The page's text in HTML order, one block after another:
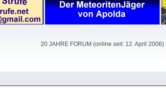
20 JAHRE FORUM (online seit: 12. April 2006)